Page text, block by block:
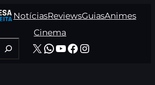
NotíciasReviewsGuiasAnimes
Cinema
Pesquisar
X WhatsApp
Youtube
Facebook
Instagram